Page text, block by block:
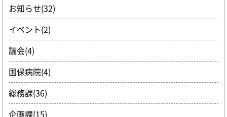
お知らせ(32)
イベント(2)
議会(4)
国保病院(4)
総務課(36)
企画課(15)